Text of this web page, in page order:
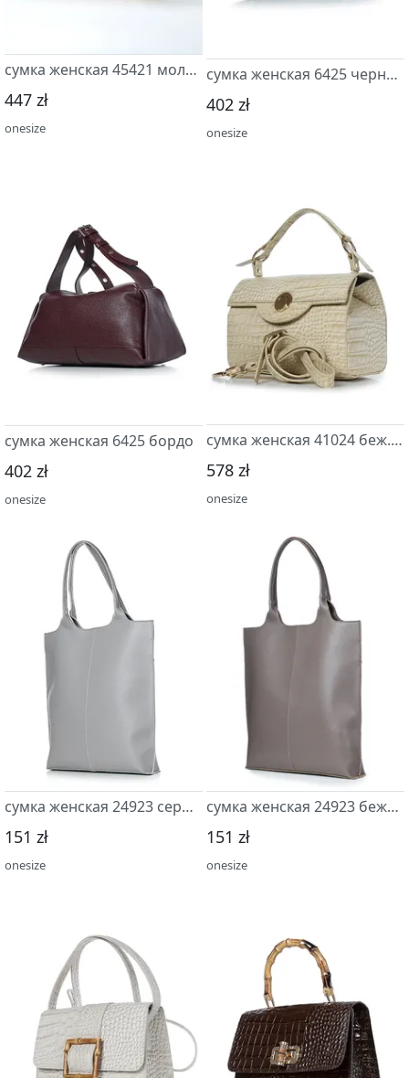
сумка женская 45421 молочный
447 zł
onesize
сумка женская 6425 черный
402 zł
onesize
сумка женская 6425 бордо
402 zł
onesize
сумка женская 41024 беж.св/бежев
578 zł
onesize
сумка женская 24923 серый св.
151 zł
onesize
сумка женская 24923 бежевый т.
151 zł
onesize